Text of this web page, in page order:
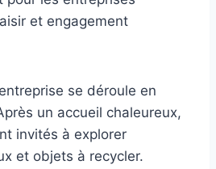
et engagement
se déroule en
un accueil chaleureux,
invités à explorer
et objets à recycler.